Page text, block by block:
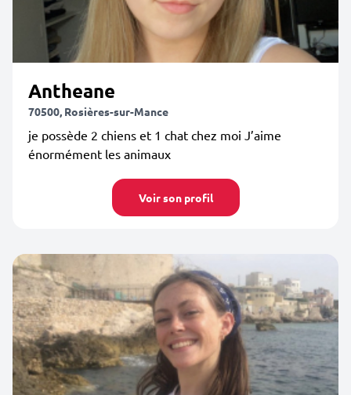
Antheane
70500, Rosières-sur-Mance
je possède 2 chiens et 1 chat chez moi J’aime
énormément les animaux
Voir son profil